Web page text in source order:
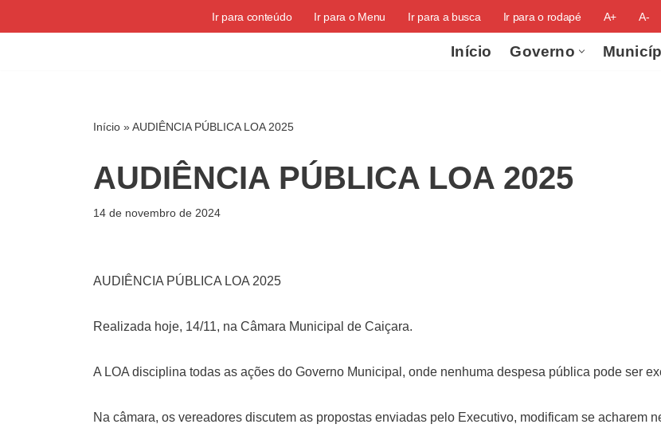
Ir para conteúdo Ir para o Menu Ir para a busca Ir para o rodapé A+ A-
Início Governo
Início »AUDIÊNCIA PÚBLICA LOA 2025
AUDIÊNCIA PÚBLICA LOA 2025
14 de novembro de 2024
AUDIÊNCIA PÚBLICA LOA 2025
Realizada hoje, 14/11, na Câmara Municipal de Caiçara.
A LOA disciplina todas as ações do Governo Municipal, onde nenhuma despesa pública pode ser
Na câmara, os vereadores discutem as propostas enviadas pelo Executivo, modificam se acharem